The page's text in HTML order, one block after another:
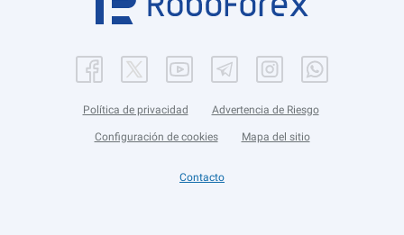
Política de privacidad Advertencia de Riesgo
Configuración de cookies Mapa del sitio
Contacto